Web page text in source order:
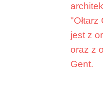
jest z
oraz z
Gent.